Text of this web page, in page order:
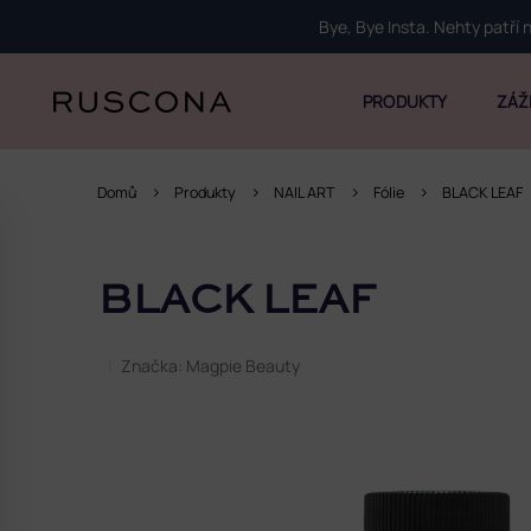
obsah
Bye, Bye Insta. Nehty patří
PRODUKTY
Domů Produkty NAIL ART Fólie BLACK LEAF
o
s
BLACK LEAF
Značka: Magpie Beauty